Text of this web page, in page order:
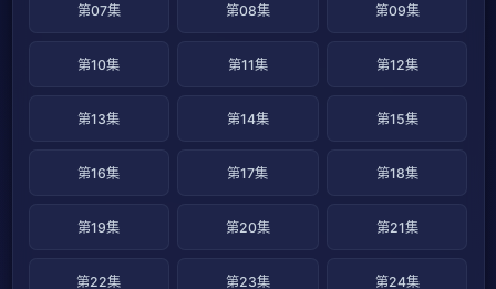
第07集 第08集 第09集
第10集 第11集 第12集
第13集 第14集 第15集
第16集 第17集 第18集
第19集 第20集 第21集
第22集 第23集 第24集